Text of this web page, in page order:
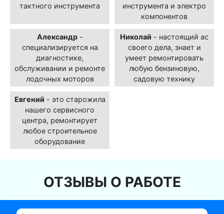
тактного инструмента
инструмента и электро
компонентов
Александр-
специализируется на
диагностике,
обслуживании и ремонте
лодочных моторов
Николай - настоящий ас
своего дела, знает и
умеет ремонтировать
любую бензиновую,
садовую технику
Евгений - это старожила
нашего сервисного
центра, ремонтирует
любое строительное
оборудование
ОТЗЫВЫ О РАБОТЕ